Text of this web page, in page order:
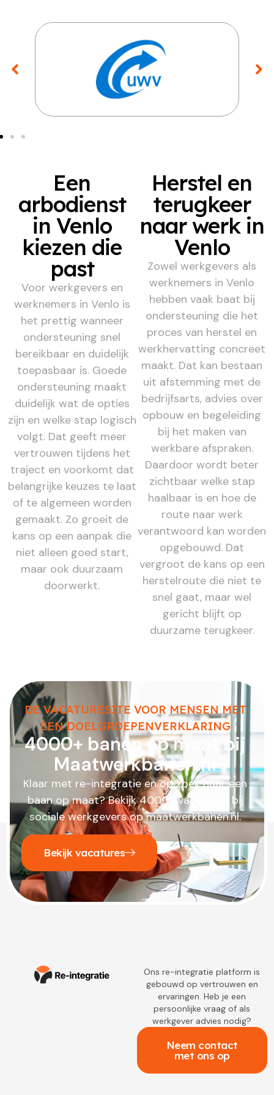
Een
arbodienst
in Venlo
kiezen die
past
Voor werkgevers en
werknemers in Venlo is
het prettig wanneer
ondersteuning snel
bereikbaar en duidelijk
toepasbaar is. Goede
ondersteuning maakt
duidelijk wat de opties
zijn en welke stap logisch
volgt. Dat geeft meer
vertrouwen tijdens het
traject en voorkomt dat
belangrijke keuzes te laat
of te algemeen worden
gemaakt. Zo groeit de
kans op een aanpak die
niet alleen goed start,
maar ook duurzaam
doorwerkt.
Herstel en
terugkeer
naar werk in
Venlo
Zowel werkgevers als
werknemers in Venlo
hebben vaak baat bij
ondersteuning die het
proces van herstel en
werkhervatting concreet
maakt. Dat kan bestaan
uit afstemming met de
bedrijfsarts, advies over
opbouw en begeleiding
bij het maken van
werkbare afspraken.
Daardoor wordt beter
zichtbaar welke stap
haalbaar is en hoe de
route naar werk
verantwoord kan worden
opgebouwd. Dat
vergroot de kans op een
herstelroute die niet te
snel gaat, maar wel
gericht blijft op
duurzame terugkeer.
DE VACATURESITE VOOR MENSEN MET
EEN DOELGROEPENVERKLARING
4000+ banen op maat bij
Maatwerkbanen.nl
Klaar met re-integratie en op zoek naar een
baan op maat? Bekijk 4000+ vacatures bij
sociale werkgevers op maatwerkbanen.nl.
Bekijk vacatures
Ons re-integratie platform is
gebouwd op vertrouwen en
ervaringen. Heb je een
persoonlijke vraag of als
werkgever advies nodig?
Neem contact
met ons op